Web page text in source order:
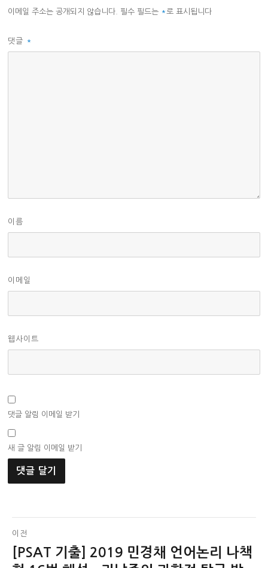
이메일 주소는 공개되지 않습니다. 필수 필드는 * 로 표시됩니다
댓글 *
이름
이메일
웹사이트
댓글 알림 이메일 받기
새 글 알림 이메일 받기
글
탐
이전
이[PSAT 기출] 2019 민경채 언어논리 나책